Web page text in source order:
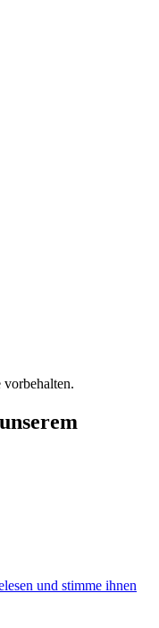
vorbehalten.
und stimme ihnen